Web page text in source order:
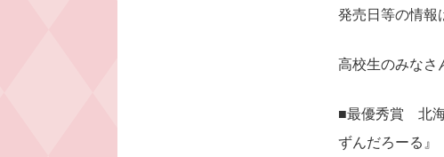
発売日等の情報
高校生のみなさ
■最優秀賞 北
ずんだろーる』